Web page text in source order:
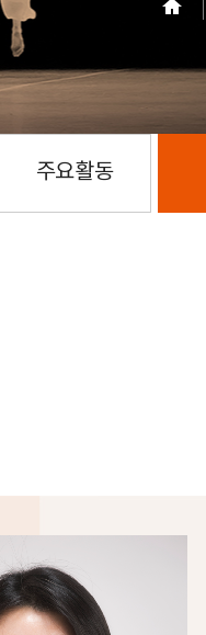
홈
주요활동